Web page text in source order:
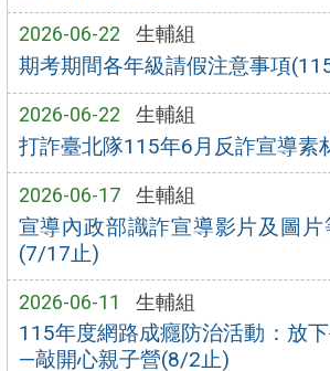
2026-06-22 生輔組
期考期間各年級請假注意事項
2026-06-22 生輔組
打詐臺北隊115年6月反詐宣導素
2026-06-17 生輔組
宣導內政部識詐宣導影片及圖
(7/17止)
2026-06-11 生輔組
115年度網路成癮防治活動：放
—敲開心親子營(8/2止)